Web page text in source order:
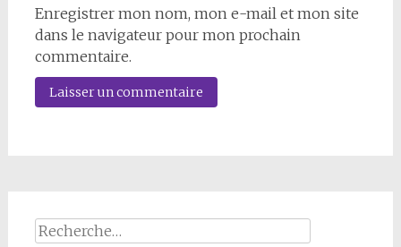
Enregistrer mon nom, mon e-mail et mon site
dans le navigateur pour mon prochain
commentaire.
Rechercher :